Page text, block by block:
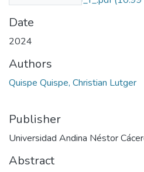
Date
2024
Authors
Quispe Quispe, Christian Lutger
Publisher
Universidad Andina Néstor
Abstract